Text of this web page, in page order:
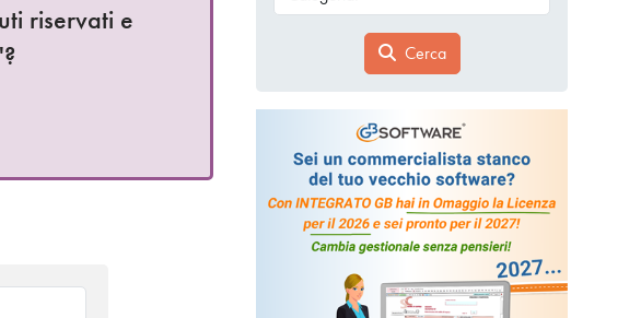
riservati e
Cerca